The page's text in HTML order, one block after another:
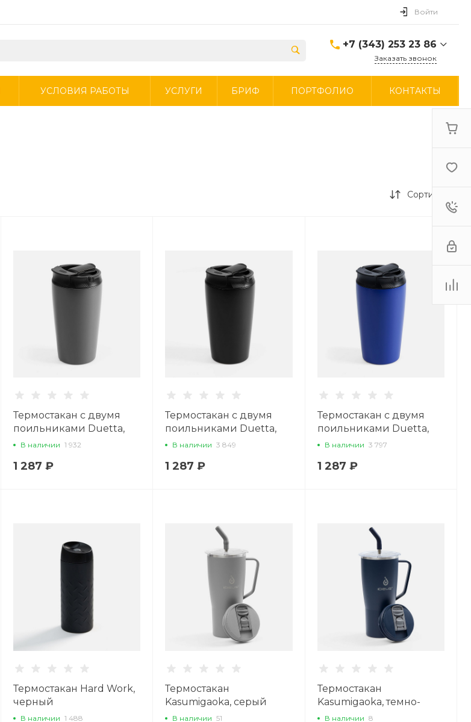
Войти
+7 (343) 253 23 86
г. Екатеринбург
Ежедневно 9:00-19:00
https://t.me/rakontomerch
Заказать звонок
УСЛОВИЯ РАБОТЫ УСЛУГИ БРИФ ПОРТФОЛИО КОНТАКТЫ
Сортировка
Термостакан с двумя
поильниками Duetta,
серый
В наличии 1 932
1 287 ₽
Термостакан с двумя
поильниками Duetta,
черный
В наличии 3 849
1 287 ₽
Термостакан с двумя
поильниками Duetta,
синий
В наличии 3 797
1 287 ₽
Термостакан Hard Work,
черный
В наличии 1 488
Термостакан
Kasumigaoka, серый
В наличии 51
Термостакан
Kasumigaoka, темно-
синий
В наличии 8